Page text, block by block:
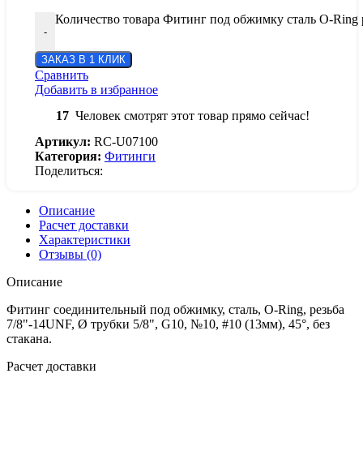
-
Количество товара Фитинг под обжимку сталь O-
ЗАКАЗ В 1 КЛИК
Сравнить
Добавить в избранное
17 Человек смотрят этот товар прямо сейчас!
Артикул: RC-U07100
Категория: Фитинги
Поделиться:
Описание
Расчет доставки
Характеристики
Отзывы (0)
Описание
Фитинг соединительный под обжимку, сталь, O-Ring, резьба
7/8"-14UNF, Ø трубки 5/8", G10, №10, #10 (13мм), 45°, без
стакана.
Расчет доставки